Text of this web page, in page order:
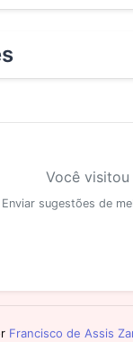
Você
Enviar sugestões de
Francisco de Assis